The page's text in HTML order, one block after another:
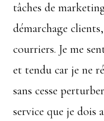
tâches de
démarchage
courriers. Je me
et tendu car je ne
sans cesse
service que je dois